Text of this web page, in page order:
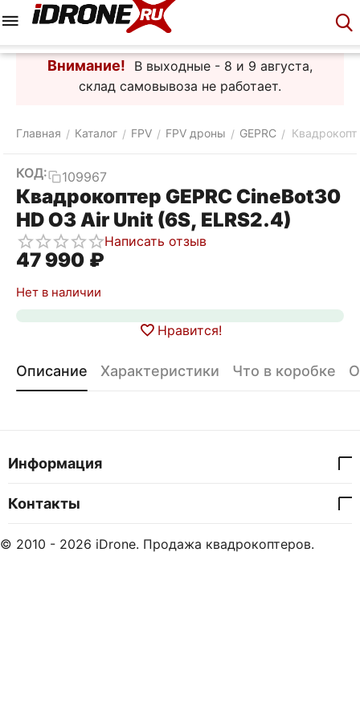
Внимание!
В выходные - 8 и 9 августа,
склад самовывоза не работает.
Главная / Каталог / FPV / FPV дроны / GEPRC /
КОД: 109967
Квадрокоптер GEPRC CineBot30
HD O3 Air Unit (6S, ELRS2.4)
Написать отзыв
47 990 ₽
Нет в наличии
Нравится!
Описание Характеристики Что в коробке
Информация
Контакты
© 2010 - 2026 iDrone. Продажа квадрокоптеров.
Корзина